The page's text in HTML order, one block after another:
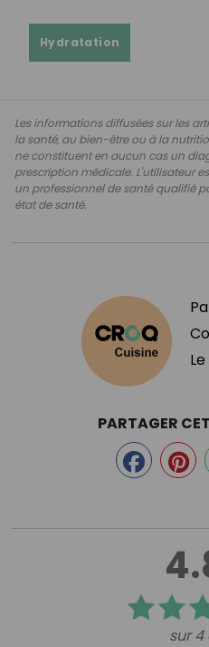
Hydratation
Les informations diffusées sur les
la santé, au bien-être ou à la
ne constituent en aucun cas un
prescription médicale. L'utilisateur
un professionnel de santé qualifié
état de santé.
Le
sur 4
PARTAGER